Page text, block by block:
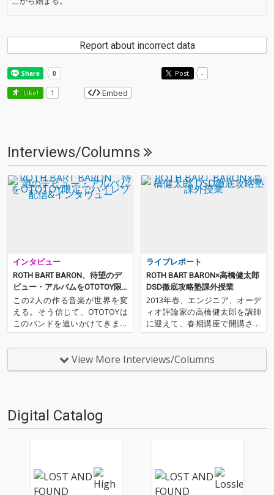
Report about incorrect data
Post -
Like! 1 Embed
Interviews/Columns
インタビュー
ROTH BART BARON、待望のデ
ビュー・アルバムをOTOTOY限
定でハイレゾ配信&インタヴュ
ー
この2人の作る音楽が世界を変
える。そう信じて、OTOTOYは
このバンドを追いかけてきまし
た。そしていま、その手始めと
なる大きな一歩を踏み出そうと
しています。彼らの名前は、RO
TH BART BARON(ロット・バル
ライブレポート
ROTH BART BARON×高橋健太郎
DSD徹底攻略塾課外授業
2013年春、エンジニア、オーデ
ィオ評論家の高橋健太郎を講師
に迎えて、春期講座で開講され
たDSD徹底攻略塾。MP2、WAV
とも違う”超”高音質、DSDにつ
いてその基礎から学び、実際に
体験する授業をおこないまし
View More Interviews/Columns
Digital Catalog